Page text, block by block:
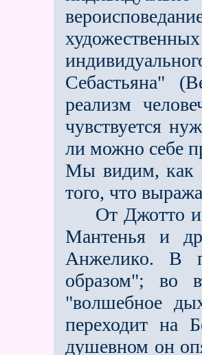
Себастьяна"
реализм
чувствуется
ли можно себе
Мы видим, как
того, что
От Джотто
Мантенья и
Анжелико. В
образом"; во
"волшебное
переходит на
душевном он